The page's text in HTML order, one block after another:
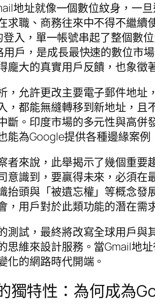
地址就像一個數位紋身，一
求職、商務往來中不得不繼
入，單一帳號串起了整個數
戶，是成長最快速的數位市
龐大的真實用戶反饋，也象徵
，允許更改主要電子郵件地
，都能無縫轉移到新地址，
斷。印度市場的多元性與高
能為Google提供各種邊緣案例
者來說，此舉揭示了幾個重
意識到，要贏得未來，必須
抬頭與「被遺忘權」等概念
，用戶對於此類功能的潛在需
測試，最終將改寫全球用戶
思維來設計服務。當Gmail地
化的網路時代開端。
獨特性：為何成為